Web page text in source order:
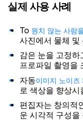
실제 사용 사례
To 원치 않는 사람
사진에서 물체 및
감은 눈을 고정
프로파일 촬영을
자동이미지 노이즈
로 색상을 향상시
편집자는 창의적
운 시각적 구성을